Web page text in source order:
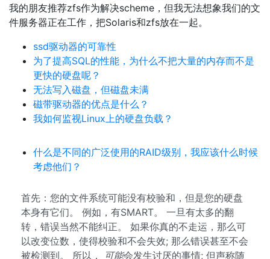
我的朋友推荐zfs作为解决scheme，但我无法想象我们的文
件服务器正在工作，把Solaris和zfs放在一起。
ssd驱动器的可靠性
为了提高SQL的性能，为什么不把大量的内存而不是
更快的硬盘呢？
无法写入磁盘，但磁盘未满
磁带驱动器的优点是什么？
我如何监视Linux上的硬盘负载？
什么是不同的广泛使用的RAID级别，我应该什么时候
考虑他们？
首先：您的文件系统可能没有校验和，但是您的硬盘
本身有它们。 例如，有SMART。 一旦有太多的翻
转，错误当然不能纠正。 如果你真的不走运，那么可
以改变位数，使得校验和不会失效; 那么错误甚至不会
被检测到。 所以，
可能会发生讨厌的事情; 但声称随